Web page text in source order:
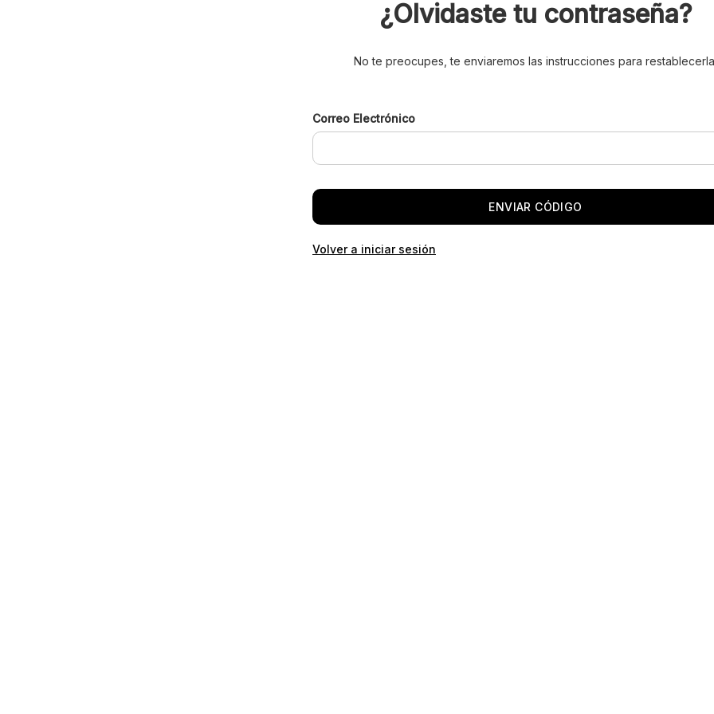
¿Olvidaste tu contraseña?
No te preocupes, te enviaremos las instrucciones para
Correo Electrónico
Volver a iniciar sesión